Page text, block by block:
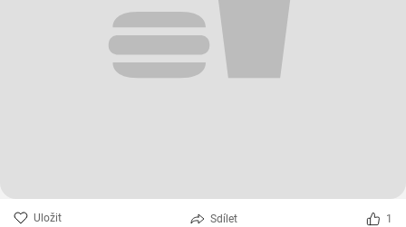
Uložit Sdílet 1